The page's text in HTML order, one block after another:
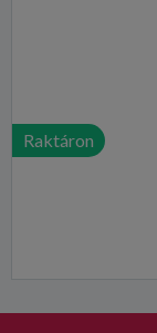
Raktáron